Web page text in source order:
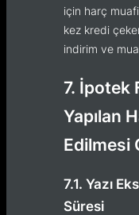
için harç
kez kredi
indirim ve
7. İpotek
Yapılan
Edilmesi
7.1. Yazı
Süresi